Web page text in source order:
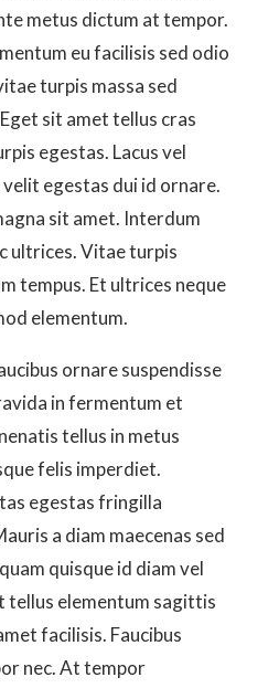
metus dictum at tempor.
eu facilisis sed odio
turpis massa sed
sit amet tellus cras
egestas. Lacus vel
egestas dui id ornare.
sit amet. Interdum
ultrices. Vitae turpis
tempus. Et ultrices neque
elementum.
ornare suspendisse
in fermentum et
tellus in metus
felis imperdiet.
egestas fringilla
a diam maecenas sed
quisque id diam vel
tellus elementum sagittis
facilisis. Faucibus
nec. At tempor